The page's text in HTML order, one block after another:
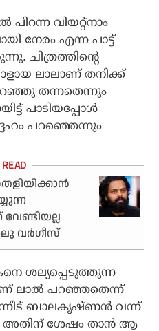
പിറന്ന വിയറ്റ്‌നാം
നേരം എന്ന പാട്ട്
ചിത്രത്തിന്റെ
ലാലാണ് തനിക്ക്
പറഞ്ഞു തന്നതെന്നും
പാടിയപ്പോള്‍
പറഞ്ഞെന്നും
വര്‍ഗീസ്
ശല്യപ്പെടുത്തുന്ന
ലാല്‍ പറഞ്ഞതെന്ന്
ബാലകൃഷ്ണന്‍ വന്ന്
അതിന് ശേഷം താന്‍ ആ